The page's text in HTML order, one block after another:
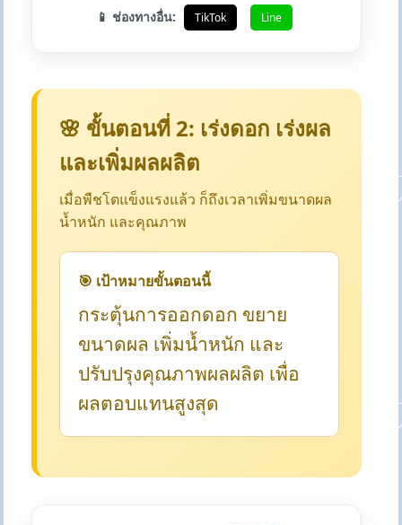
📱 ช่องทางอื่น: TikTok Line
🌸 ขั้นตอนที่ 2: เร่งดอก เร่งผล
และเพิ่มผลผลิต
เมื่อพืชโตแข็งแรงแล้ว ก็ถึงเวลาเพิ่มขนาดผล
น้ำหนัก และคุณภาพ
🎯 เป้าหมายขั้นตอนนี้
กระตุ้นการออกดอก ขยาย
ขนาดผล เพิ่มน้ำหนัก และ
ปรับปรุงคุณภาพผลผลิต เพื่อ
ผลตอบแทนสูงสุด